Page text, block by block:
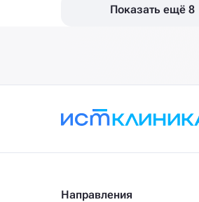
Показать ещё 8
Направления